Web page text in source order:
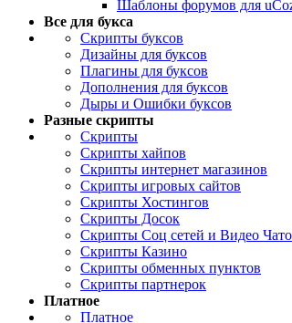
Шаблоны форумов для
Все для букса
Скрипты буксов
Дизайны для буксов
Плагины для буксов
Дополнения для буксов
Дыры и Ошибки буксов
Разные скрипты
Скрипты
Скрипты хайпов
Скрипты интернет магазинов
Скрипты игровых сайтов
Скрипты Хостингов
Скрипты Досок
Скрипты Соц сетей и Видео
Скрипты Казино
Скрипты обменных пунктов
Скрипты партнерок
Платное
Платное